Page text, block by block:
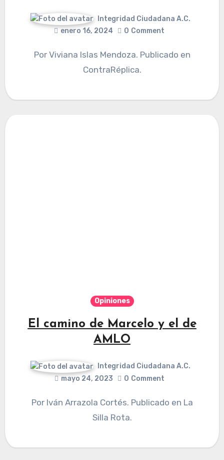
Integridad Ciudadana A.C.
enero 16, 2024
0 Comment
Por Viviana Islas Mendoza. Publicado en
ContraRéplica.
Opiniones
El camino de Marcelo y el de
AMLO
Integridad Ciudadana A.C.
mayo 24, 2023
0 Comment
Por Iván Arrazola Cortés. Publicado en La
Silla Rota.